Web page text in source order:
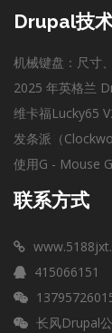
Drupal技
机械键盘：尺寸
2025 年英格兰
维卡福Lucky65
发条派（
使用G - Mouse
联系方式
415066151
长风Drupal